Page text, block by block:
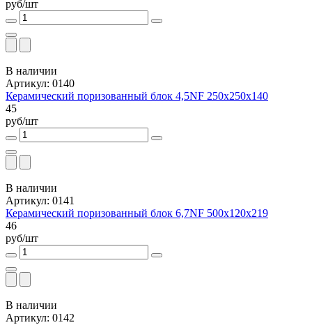
руб/шт
В наличии
Артикул: 0140
Керамический поризованный блок 4,5NF 250х250х140
45
руб/шт
В наличии
Артикул: 0141
Керамический поризованный блок 6,7NF 500х120х219
46
руб/шт
В наличии
Артикул: 0142